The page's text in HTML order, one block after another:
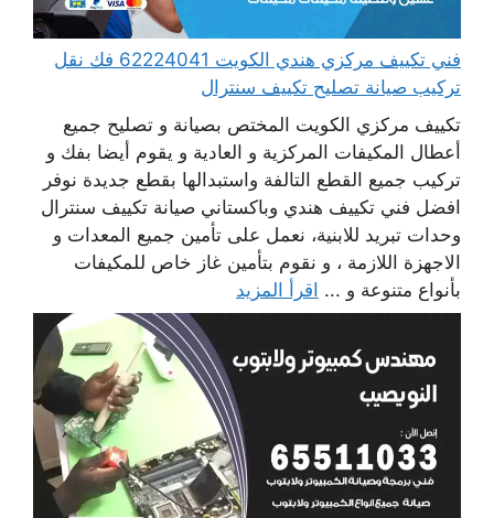
فني تكييف مركزي هندي الكويت 62224041 فك نقل
تركيب صيانة تصليح تكييف سنترال
تكييف مركزي الكويت المختص بصيانة و تصليح جميع
أعطال المكيفات المركزية و العادية و يقوم أيضا بفك و
تركيب جميع القطع التالفة واستبدالها بقطع جديدة نوفر
افضل فني تكييف هندي وباكستاني صيانة تكييف سنترال
وحدات تبريد للابنية، نعمل على تأمين جميع المعدات و
الاجهزة اللازمة ، و نقوم بتأمين غاز خاص للمكيفات
بأنواع متنوعة و ... اقرأ المزيد